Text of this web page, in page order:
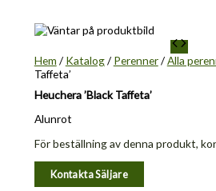
Hem / Katalog/ Perenner/Alla
Taffeta’
Heuchera ’Black Taffeta’
Alunrot
För beställning av denna produkt,
Kontakta Säljare